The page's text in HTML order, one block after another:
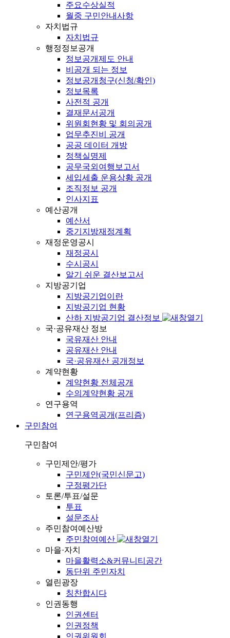
주요수상실적
월중 구민안내사항
자치법규
자치법규
행정정보공개
정보공개제도 안내
비공개 되는 정보
정보공개청구(신청/확인)
정보목록
사전적 공개
결재문서공개
위원회현황 및 회의공개
업무추진비 공개
공공 데이터 개방
정책실명제
공무국외여행보고서
세입세출 운용상황 공개
조직정보 공개
인사지표
예산공개
예산서
중기지방재정계획
재정운영공시
재정공시
수시공시
알기 쉬운 결산보고서
지방공기업
지방공기업이란
지방공기업 현황
산하 지방공기업 결산정보
국·공유재산 정보
국유재산 안내
공유재산 안내
국·공유재산 공개정보
계약현황
계약현황 전체공개
수의계약현황 공개
연구용역
연구용역공개(프리즘)
구민참여
구민참여
구민제안/평가
구민제안(국민신문고)
구정평가단
토론/투표/설문
투표
설문조사
주민참여예산방
주민참여예산
마을·자치
마을활력소&커뮤니티공간
동단위 주민자치
열린광장
칭찬합시다
인권동행
인권센터
인권정책
인권위원회